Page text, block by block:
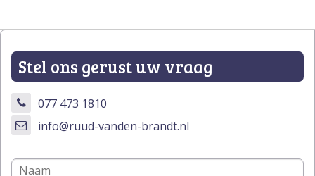
Stel ons gerust uw vraag
077 473 1810
info@ruud-vanden-brandt.nl